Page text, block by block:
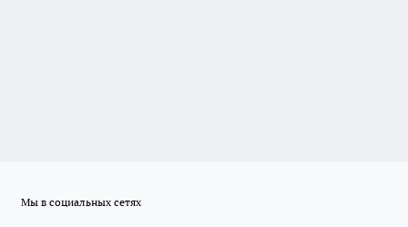
Мы в социальных сетях